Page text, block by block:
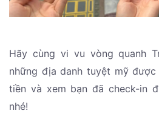
Hãy cùng vi vu vòng quanh
những địa danh tuyệt mỹ
tiền và xem bạn đã check-in
nhé!